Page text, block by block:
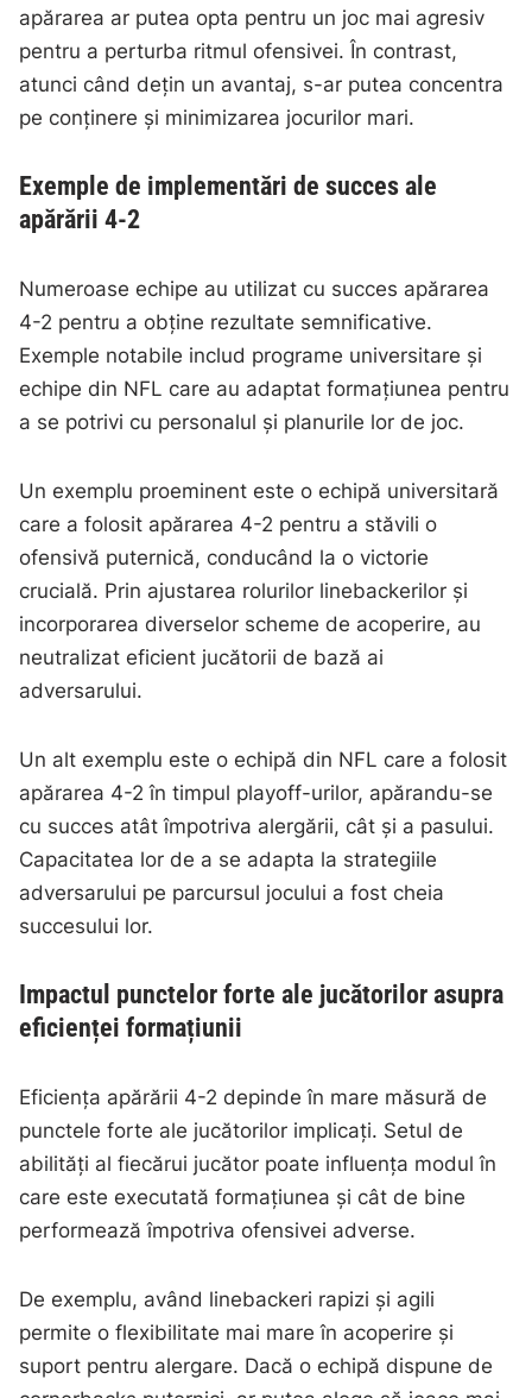
apărarea ar putea opta pentru un joc mai agresiv
pentru a perturba ritmul ofensivei. În contrast,
atunci când dețin un avantaj, s-ar putea concentra
pe conținere și minimizarea jocurilor mari.
Exemple de implementări de succes ale
apărării 4-2
Numeroase echipe au utilizat cu succes apărarea
4-2 pentru a obține rezultate semnificative.
Exemple notabile includ programe universitare și
echipe din NFL care au adaptat formațiunea pentru
a se potrivi cu personalul și planurile lor de joc.
Un exemplu proeminent este o echipă universitară
care a folosit apărarea 4-2 pentru a stăvili o
ofensivă puternică, conducând la o victorie
crucială. Prin ajustarea rolurilor linebackerilor și
incorporarea diverselor scheme de acoperire, au
neutralizat eficient jucătorii de bază ai
adversarului.
Un alt exemplu este o echipă din NFL care a folosit
apărarea 4-2 în timpul playoff-urilor, apărandu-se
cu succes atât împotriva alergării, cât și a pasului.
Capacitatea lor de a se adapta la strategiile
adversarului pe parcursul jocului a fost cheia
succesului lor.
Impactul punctelor forte ale jucătorilor asupra
eficienței formațiunii
Eficiența apărării 4-2 depinde în mare măsură de
punctele forte ale jucătorilor implicați. Setul de
abilități al fiecărui jucător poate influența modul în
care este executată formațiunea și cât de bine
performează împotriva ofensivei adverse.
De exemplu, având linebackeri rapizi și agili
permite o flexibilitate mai mare în acoperire și
suport pentru alergare. Dacă o echipă dispune de